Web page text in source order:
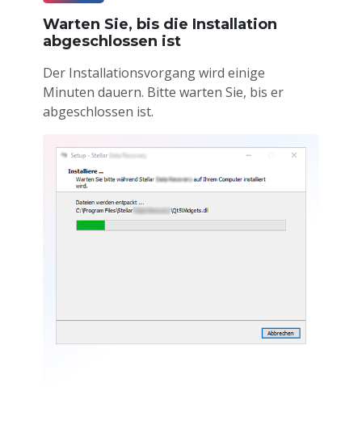
Warten Sie, bis die Installation
abgeschlossen ist
Der Installationsvorgang wird einige
Minuten dauern. Bitte warten Sie, bis er
abgeschlossen ist.